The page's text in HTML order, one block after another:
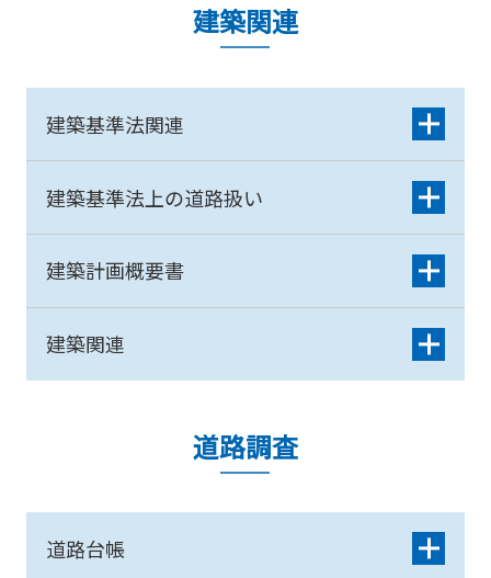
建築関連
建築基準法関連
建築基準法上の道路扱い
建築計画概要書
建築関連
道路調査
道路台帳